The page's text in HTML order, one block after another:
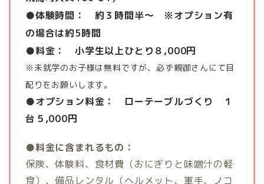
●体験時間： 約３時間半～ ※オプション有
の場合は約5時間
●料金： 小学生以上ひとり８,000円
※未就学のお子様は無料ですが、必ず親御さんにて目
配りをお願いします。
●オプション料金： ローテーブルづくり １
台５,000円
●料金に含まれるもの：
保険、体験料、食材費（おにぎりと味噌汁の軽
食）、備品レンタル（ヘルメット、軍手、ノコ